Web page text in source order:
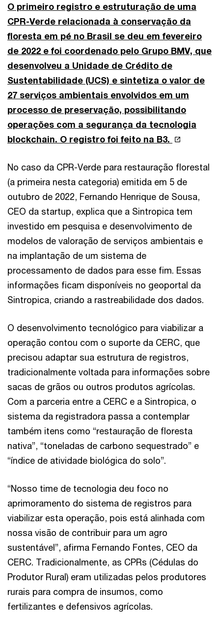
O primeiro registro e estruturação de uma
CPR-Verde relacionada à conservação da
floresta em pé no Brasil se deu em fevereiro
de 2022 e foi coordenado pelo Grupo BMV, que
desenvolveu a Unidade de Crédito de
Sustentabilidade (UCS) e sintetiza o valor de
27 serviços ambientais envolvidos em um
processo de preservação, possibilitando
operações com a segurança da tecnologia
blockchain. O registro foi feito na B3.
No caso da CPR-Verde para restauração florestal
(a primeira nesta categoria) emitida em 5 de
outubro de 2022, Fernando Henrique de Sousa,
CEO da startup, explica que a Sintropica tem
investido em pesquisa e desenvolvimento de
modelos de valoração de serviços ambientais e
na implantação de um sistema de
processamento de dados para esse fim. Essas
informações ficam disponíveis no geoportal da
Sintropica, criando a rastreabilidade dos dados.
O desenvolvimento tecnológico para viabilizar a
operação contou com o suporte da CERC, que
precisou adaptar sua estrutura de registros,
tradicionalmente voltada para informações sobre
sacas de grãos ou outros produtos agrícolas.
Com a parceria entre a CERC e a Sintropica, o
sistema da registradora passa a contemplar
também itens como “restauração de floresta
nativa”, “toneladas de carbono sequestrado” e
“índice de atividade biológica do solo”.
“Nosso time de tecnologia deu foco no
aprimoramento do sistema de registros para
viabilizar esta operação, pois está alinhada com
nossa visão de contribuir para um agro
sustentável”, afirma Fernando Fontes, CEO da
CERC. Tradicionalmente, as CPRs (Cédulas do
Produtor Rural) eram utilizadas pelos produtores
rurais para compra de insumos, como
fertilizantes e defensivos agrícolas.